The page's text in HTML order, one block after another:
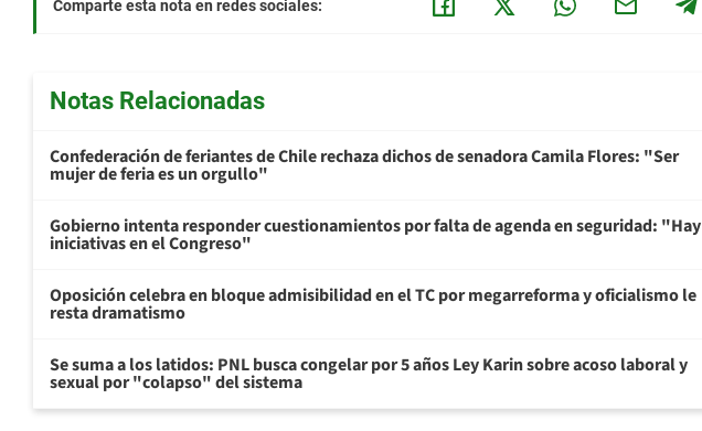
Comparte esta nota en redes sociales:
Notas Relacionadas
Confederación de feriantes de Chile rechaza dichos de senadora Camila Flores: "Ser
mujer de feria es un orgullo"
Gobierno intenta responder cuestionamientos por falta de agenda en seguridad: "Hay
iniciativas en el Congreso"
Oposición celebra en bloque admisibilidad en el TC por megarreforma y oficialismo le
resta dramatismo
Se suma a los latidos: PNL busca congelar por 5 años Ley Karin sobre acoso laboral y
sexual por "colapso" del sistema